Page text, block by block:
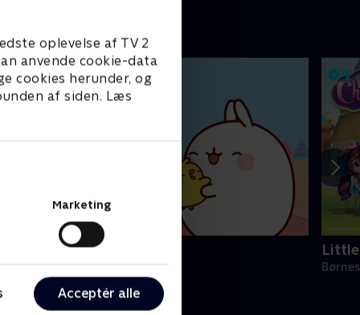
oplevelse af TV 2
anvende cookie-data
cookies herunder, og
af siden. Læs
Marketing
Acceptér alle
• 1 sæsoner